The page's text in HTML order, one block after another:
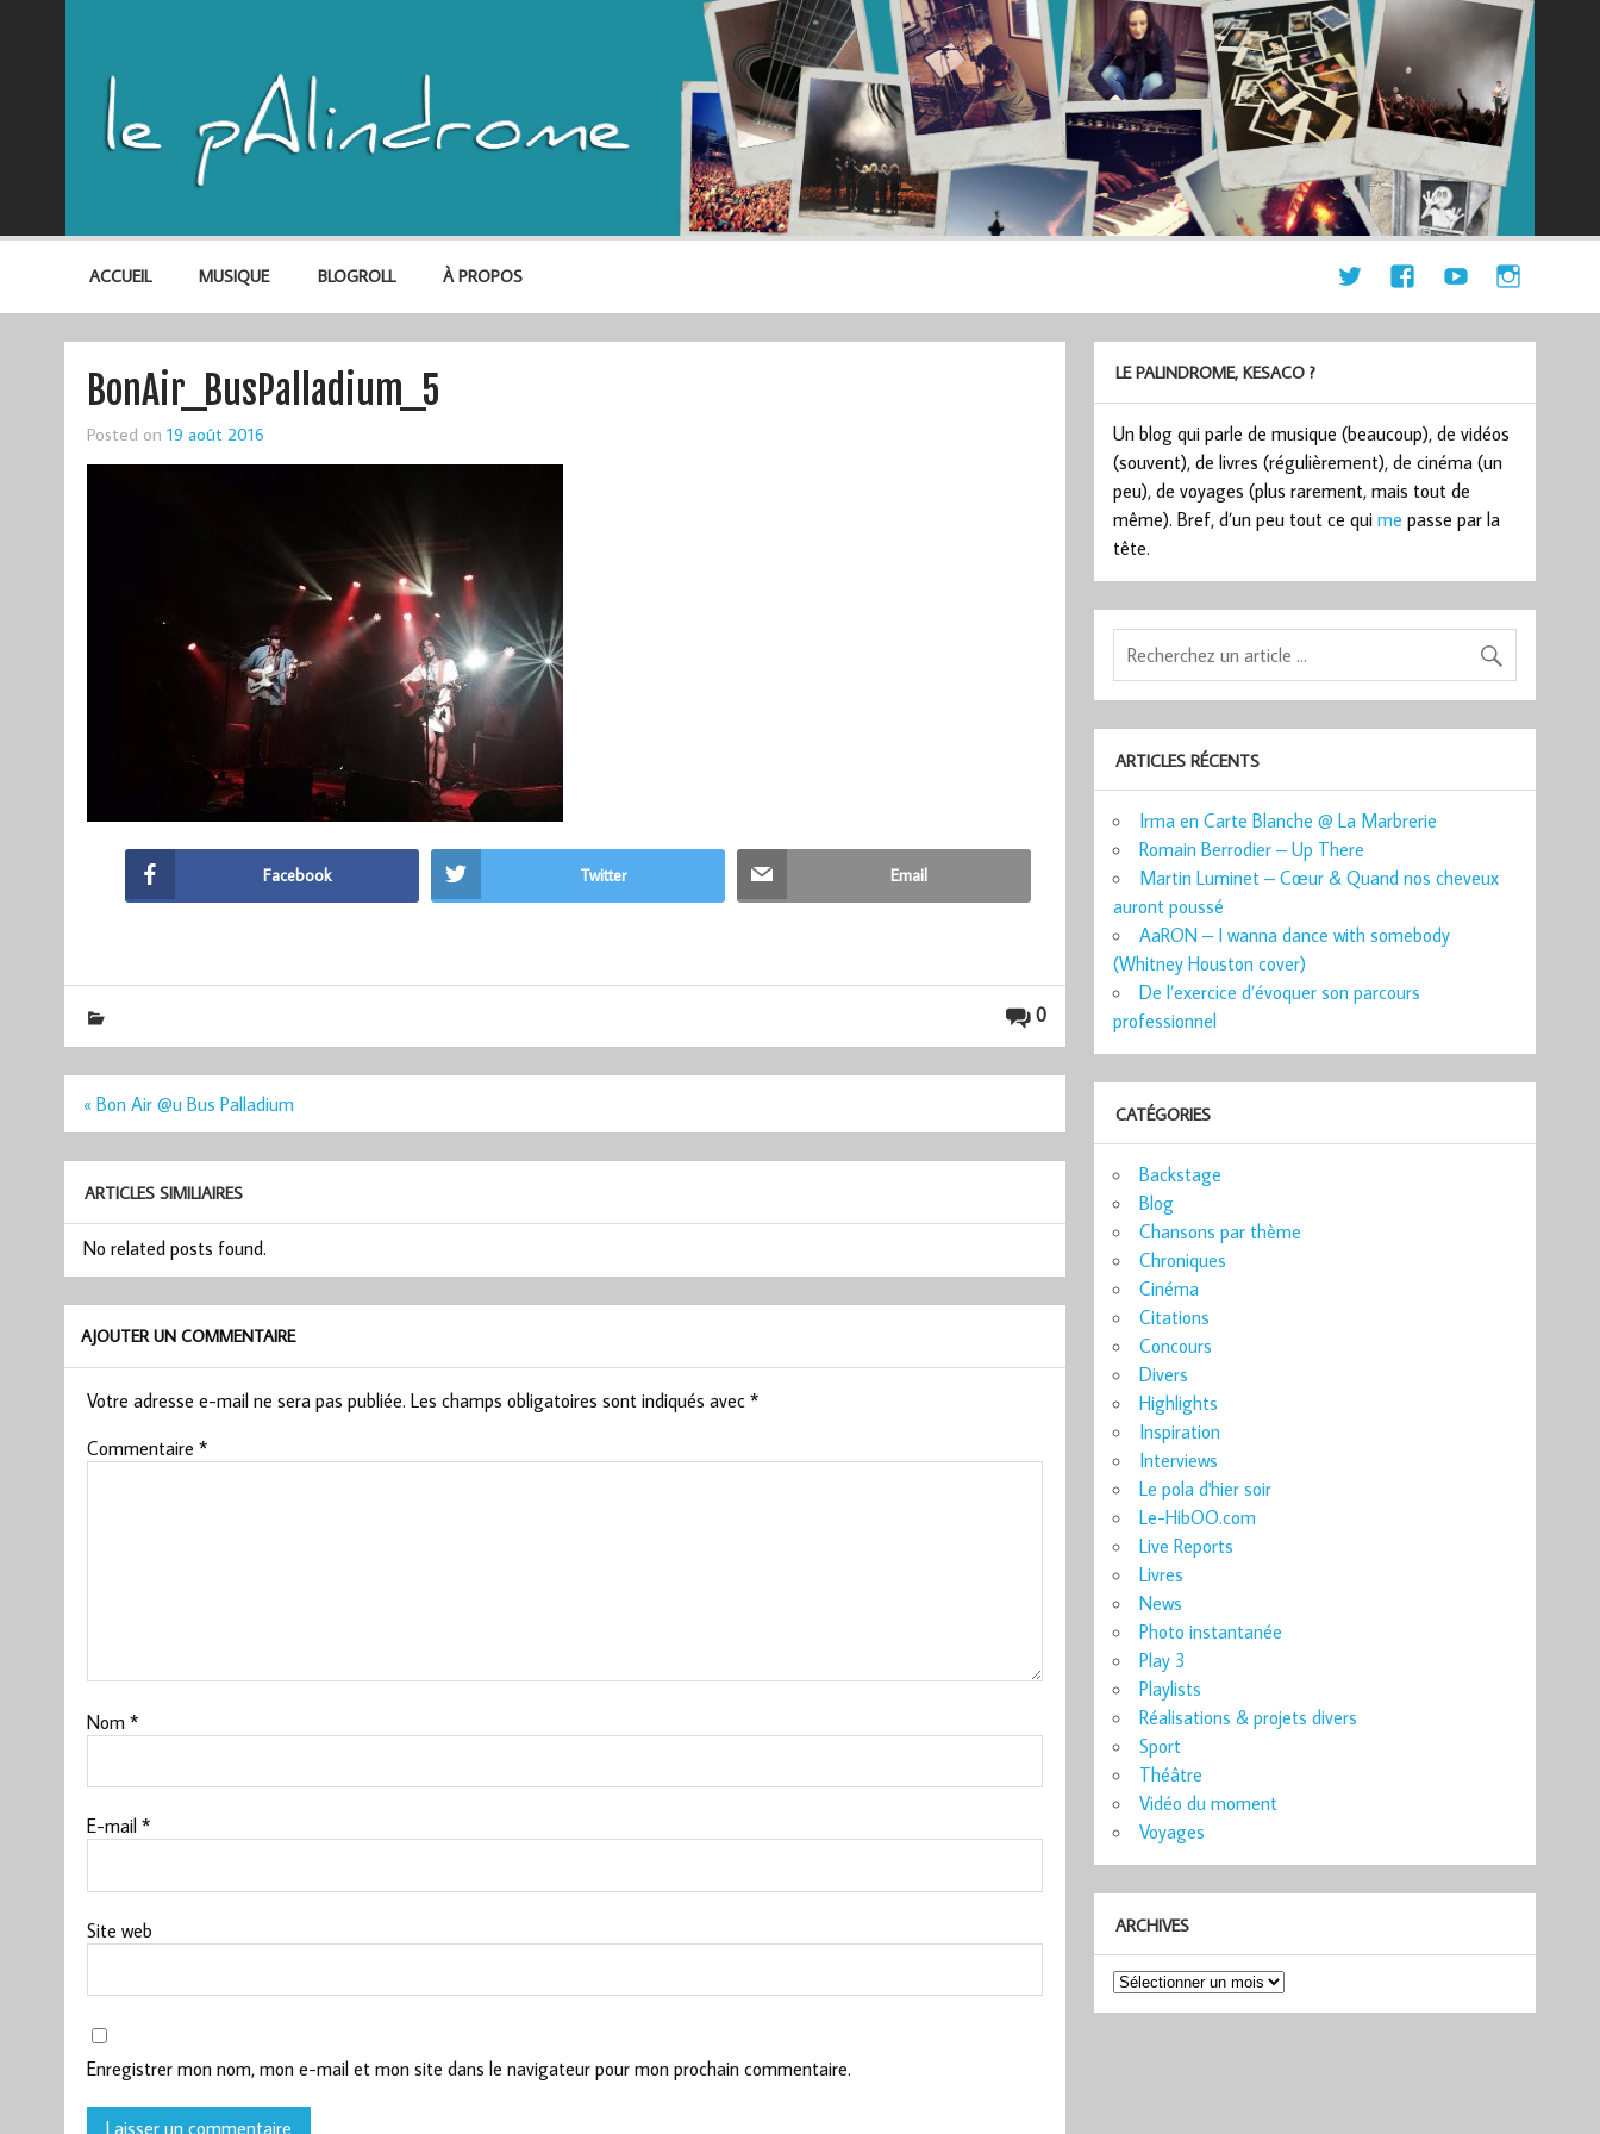
ACCUEIL MUSIQUE BLOGROLL À PROPOS
BonAir_BusPalladium_5
Posted on 19 août 2016
Facebook Twitter Email
0
Navigation
« Bon Air @u Bus Palladium
ARTICLES SIMILIAIRES
No related posts found.
AJOUTER UN COMMENTAIRE
Votre adresse e-mail ne sera pas publiée. Les champs obligatoires sont indiqués avec *
Commentaire *
Nom *
E-mail *
Site web
Enregistrer mon nom, mon e-mail et mon site dans le navigateur pour mon prochain commentaire.
LE PALINDROME, KESACO ?
Un blog qui parle de musique (beaucoup), de vidéos
(souvent), de livres (régulièrement), de cinéma (un
peu), de voyages (plus rarement, mais tout de
même). Bref, d’un peu tout ce quime passe par la
tête.
ARTICLES RÉCENTS
Irma en Carte Blanche @ La Marbrerie
Romain Berrodier – Up There
Martin Luminet – Cœur & Quand nos cheveux
auront poussé
AaRON – I wanna dance with somebody
(Whitney Houston cover)
De l’exercice d’évoquer son parcours
professionnel
CATÉGORIES
Backstage
Blog
Chansons par thème
Chroniques
Cinéma
Citations
Concours
Divers
Highlights
Inspiration
Interviews
Le pola d'hier soir
Le-HibOO.com
Live Reports
Livres
News
Photo instantanée
Play 3
Playlists
Réalisations & projets divers
Sport
Théâtre
Vidéo du moment
Voyages
ARCHIVES
Archives